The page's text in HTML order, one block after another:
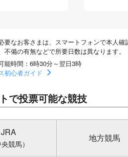
要なお客さまは、スマートフォンで本人
不備の有無などで所要日数は異なります。
能時間：6時30分～翌日3時
初心者ガイド
で投票可能な競技
JRA
央競馬）
地方競馬